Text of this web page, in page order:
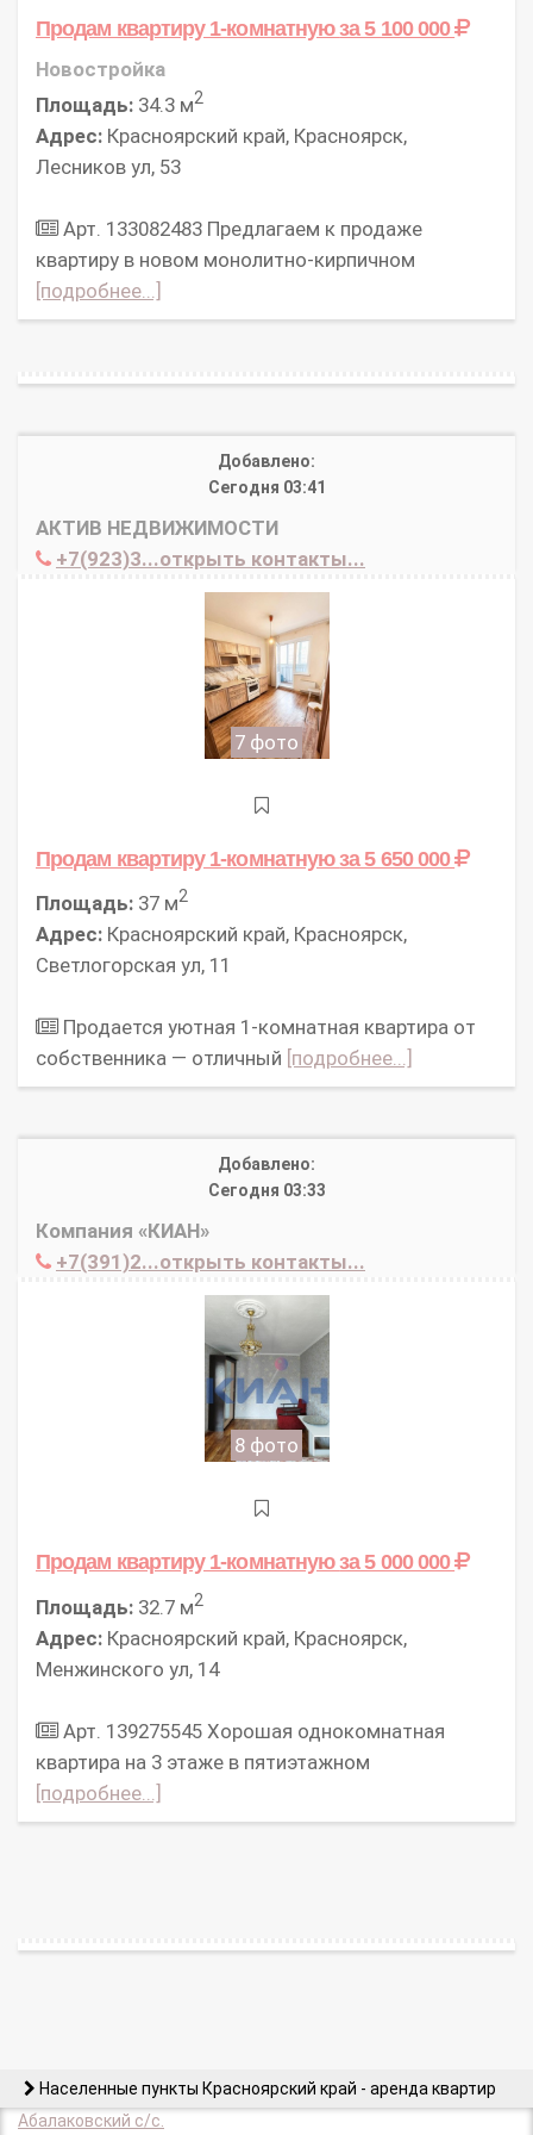
Продам квартиру 1-комнатнуюза 5 100 000
Новостройка
Площадь: 34.3 м2
Адрес: Красноярский край, Красноярск,
Лесников ул, 53
Арт. 133082483 Предлагаем к продаже
квартиру в новом монолитно-кирпичном
[подробнее...]
Добавлено:
Сегодня 03:41
АКТИВ НЕДВИЖИМОСТИ
+7(923)3...открыть контакты...
7 фото
Продам квартиру 1-комнатнуюза 5 650 000
Площадь: 37 м2
Адрес: Красноярский край, Красноярск,
Светлогорская ул, 11
Продается уютная 1-комнатная квартира от
собственника — отличный [подробнее...]
Добавлено:
Сегодня 03:33
Компания «КИАН»
+7(391)2...открыть контакты...
8 фото
Продам квартиру 1-комнатнуюза 5 000 000
Площадь: 32.7 м2
Адрес: Красноярский край, Красноярск,
Менжинского ул, 14
Арт. 139275545 Хорошая однокомнатная
квартира на 3 этаже в пятиэтажном
[подробнее...]
Населенные пункты Красноярский край - аренда квартир
Абалаковский с/с.